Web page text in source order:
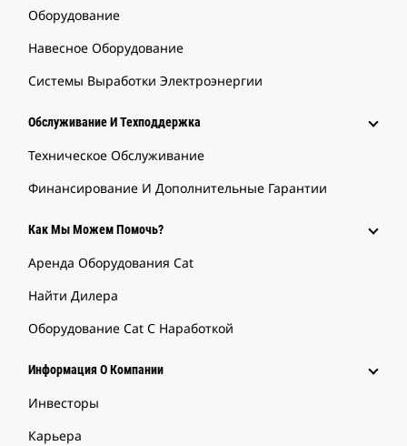
Оборудование
Навесное Оборудование
Системы Выработки Электроэнергии
Обслуживание И Техподдержка
Техническое Обслуживание
Финансирование И Дополнительные Гарантии
Как Мы Можем Помочь?
Аренда Оборудования Cat
Найти Дилера
Оборудование Cat С Наработкой
Информация О Компании
Инвесторы
Карьера